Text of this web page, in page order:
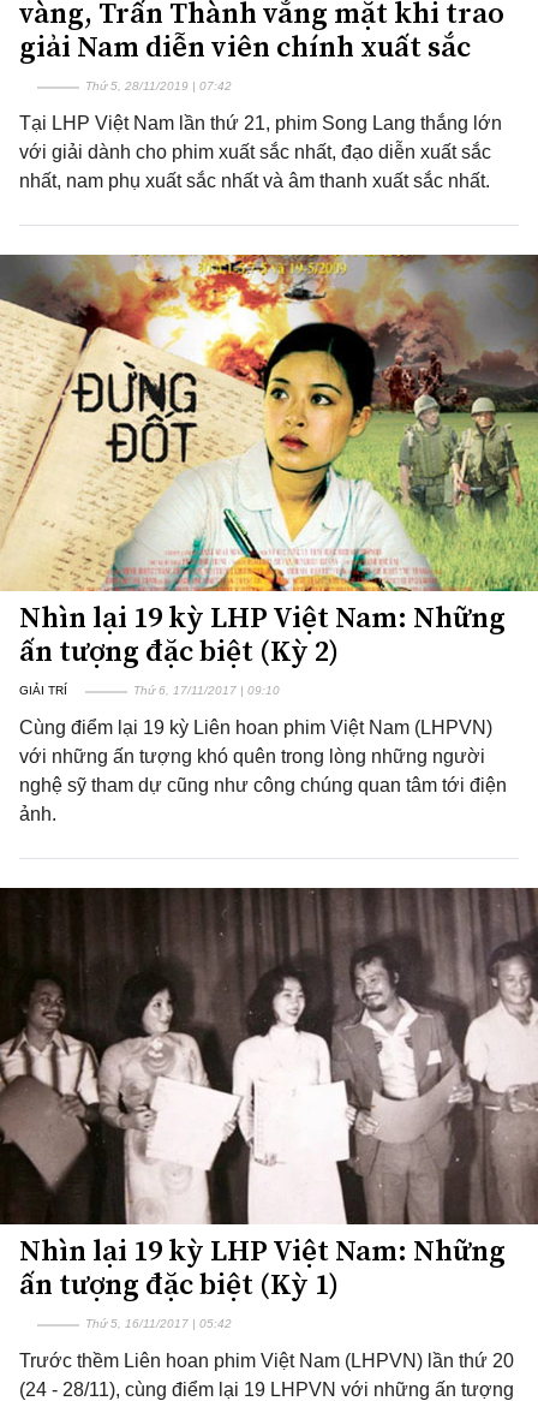
vàng, Trấn Thành vắng mặt khi trao
giải Nam diễn viên chính xuất sắc
Thứ 5, 28/11/2019 | 07:42
Tại LHP Việt Nam lần thứ 21, phim Song Lang thắng lớn
với giải dành cho phim xuất sắc nhất, đạo diễn xuất sắc
nhất, nam phụ xuất sắc nhất và âm thanh xuất sắc nhất.
Nhìn lại 19 kỳ LHP Việt Nam: Những
ấn tượng đặc biệt (Kỳ 2)
GIẢI TRÍ Thứ 6, 17/11/2017 | 09:10
Cùng điểm lại 19 kỳ Liên hoan phim Việt Nam (LHPVN)
với những ấn tượng khó quên trong lòng những người
nghệ sỹ tham dự cũng như công chúng quan tâm tới điện
ảnh.
Nhìn lại 19 kỳ LHP Việt Nam: Những
ấn tượng đặc biệt (Kỳ 1)
Thứ 5, 16/11/2017 | 05:42
Trước thềm Liên hoan phim Việt Nam (LHPVN) lần thứ 20
(24 - 28/11), cùng điểm lại 19 LHPVN với những ấn tượng